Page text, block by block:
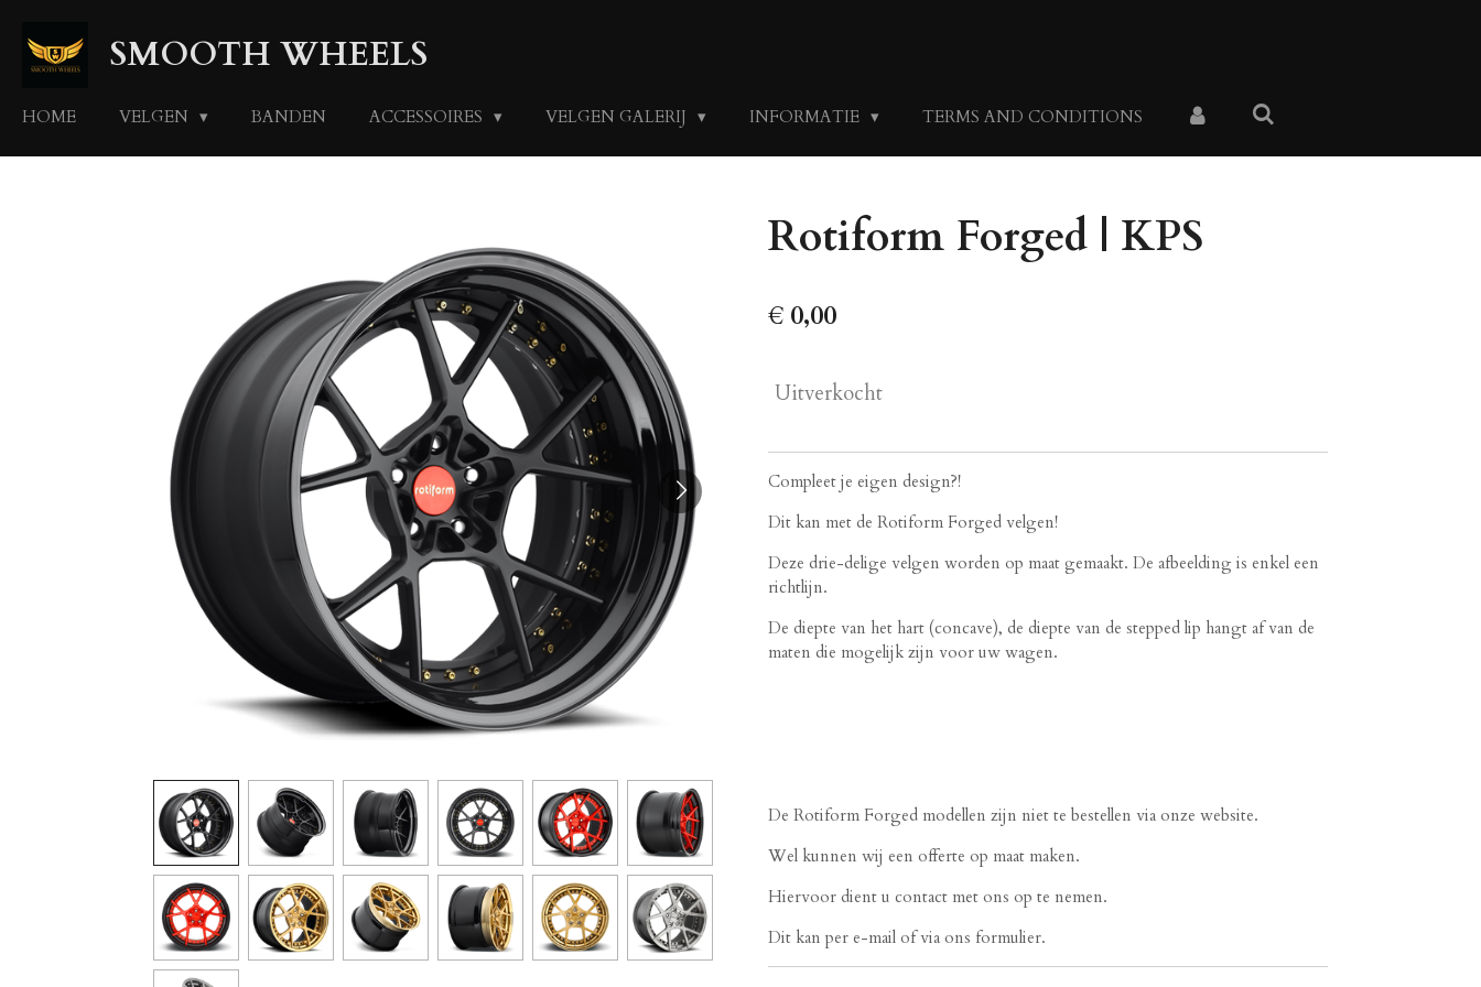
direct
naar
hoofdinhoud
SMOOTH WHEELS
HOME VELGEN BANDEN ACCESSOIRES VELGEN GALERIJ INFORMATIE TERMS AND CONDITIONS
Rotiform Forged | KPS
€ 0,00
Uitverkocht
Compleet je eigen design?!
Dit kan met de Rotiform Forged velgen!
Deze drie-delige velgen worden op maat gemaakt. De afbeelding is enkel een
richtlijn.
De diepte van het hart (concave), de diepte van de stepped lip hangt af van de
maten die mogelijk zijn voor uw wagen.
De Rotiform Forged modellen zijn niet te bestellen via onze website.
Wel kunnen wij een offerte op maat maken.
Hiervoor dient u contact met ons op te nemen.
Dit kan per e-mail of via ons formulier.